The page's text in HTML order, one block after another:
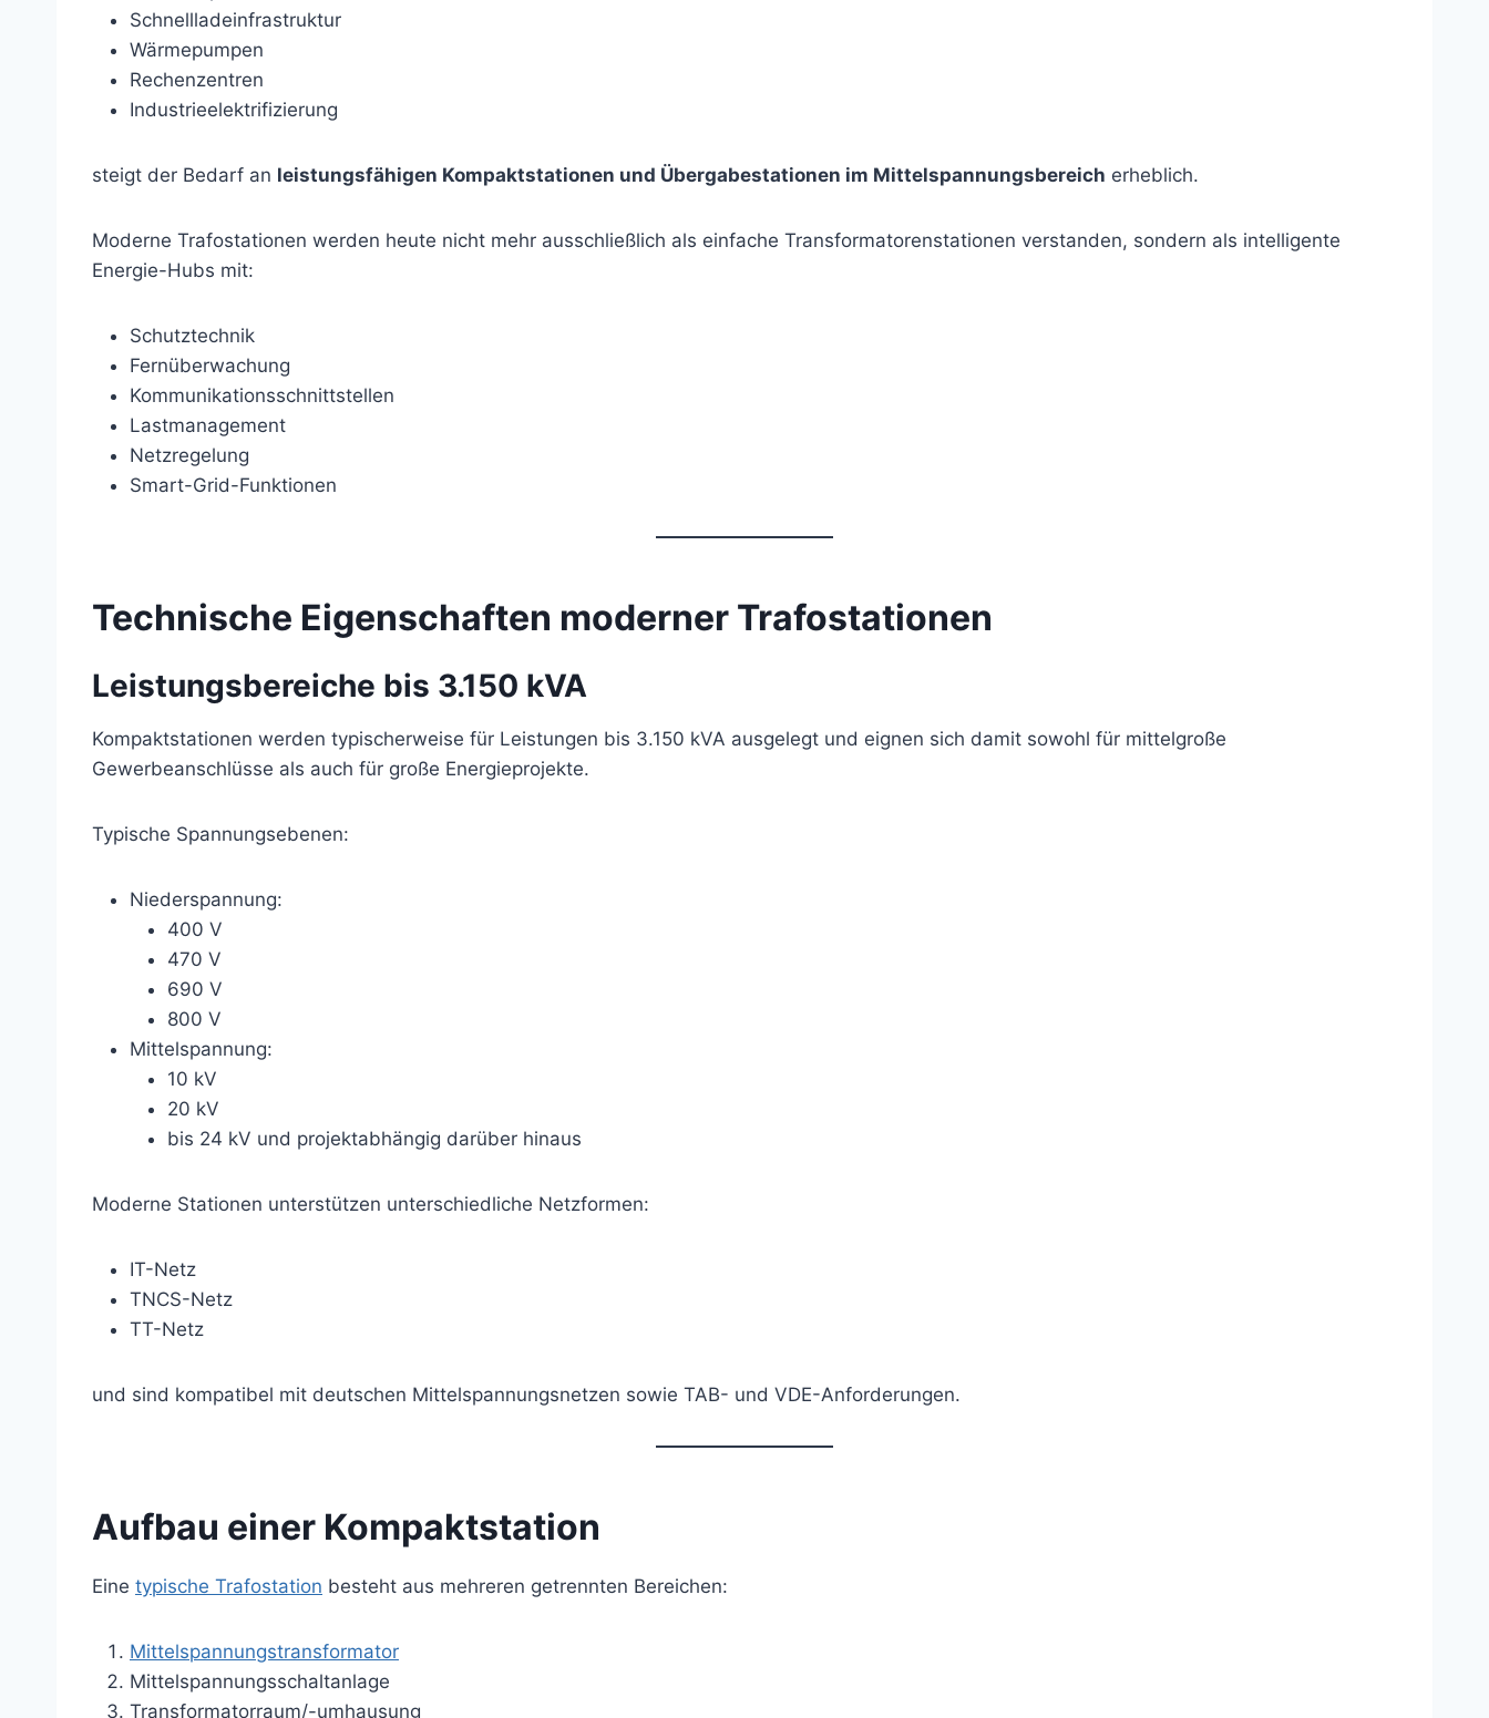
Schnellladeinfrastruktur
Wärmepumpen
Rechenzentren
Industrieelektrifizierung
steigt der Bedarf an leistungsfähigen Kompaktstationen und Übergabestationen im Mittelspannungsbereich erheblich.
Moderne Trafostationen werden heute nicht mehr ausschließlich als einfache Transformatorenstationen verstanden, sondern als intelligente
Energie-Hubs mit:
Schutztechnik
Fernüberwachung
Kommunikationsschnittstellen
Lastmanagement
Netzregelung
Smart-Grid-Funktionen
Technische Eigenschaften moderner Trafostationen
Leistungsbereiche bis 3.150 kVA
Kompaktstationen werden typischerweise für Leistungen bis 3.150 kVA ausgelegt und eignen sich damit sowohl für mittelgroße
Gewerbeanschlüsse als auch für große Energieprojekte.
Typische Spannungsebenen:
Niederspannung:
400 V
470 V
690 V
800 V
Mittelspannung:
10 kV
20 kV
bis 24 kV und projektabhängig darüber hinaus
Moderne Stationen unterstützen unterschiedliche Netzformen:
IT-Netz
TNCS-Netz
TT-Netz
und sind kompatibel mit deutschen Mittelspannungsnetzen sowie TAB- und VDE-Anforderungen.
Aufbau einer Kompaktstation
Eine typische Trafostation besteht aus mehreren getrennten Bereichen:
Mittelspannungstransformator
Mittelspannungsschaltanlage
Transformatorraum/-umhausung